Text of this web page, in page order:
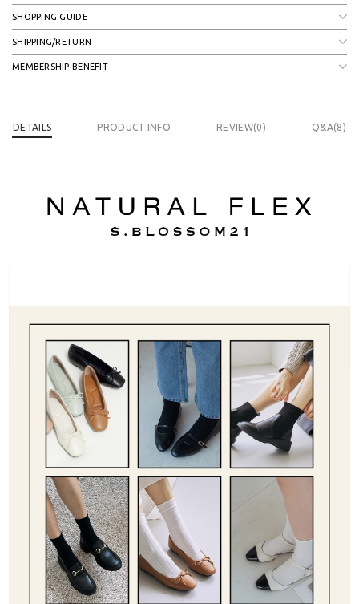
SHOPPING GUIDE
SHIPPING/RETURN
MEMBERSHIP BENEFIT
DETAILS PRODUCT INFO REVIEW(0) Q&A(8)